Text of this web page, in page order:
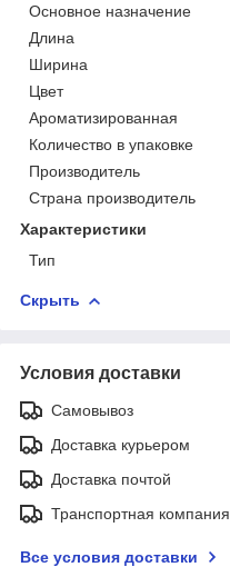
Основное назначение
Длина
Ширина
Цвет
Ароматизированная
Количество в упаковке
Производитель
Страна производитель
Характеристики
Тип
Скрыть
Условия доставки
Самовывоз
Доставка курьером
Доставка почтой
Транспортная компания
Все условия доставки